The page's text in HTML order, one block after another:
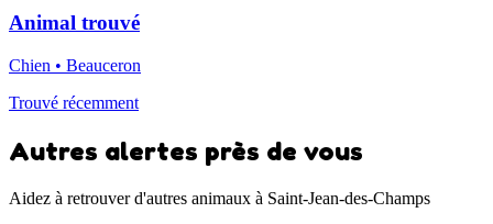
Animal trouvé
Chien • Beauceron
Trouvé récemment
Autres alertes près de vous
Aidez à retrouver d'autres animaux à Saint-Jean-des-Champs